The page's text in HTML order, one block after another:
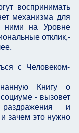
воспринимать
механизма для
ними на Уровне
отклик,-
с Человеком-
Книгу о
- вызовет
и
зачем это нужно